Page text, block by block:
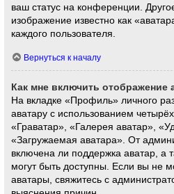
ваш статус на конференции.
изображение известно как
каждого пользователя.
Вернуться к началу
Как мне включить отображение
На вкладке «Профиль» личного
аватару с использованием
«Граватар», «Галерея аватар»,
«Загружаемая аватара». От
включена ли поддержка аватар, а
могут быть доступны. Если вы не
аватары, свяжитесь с